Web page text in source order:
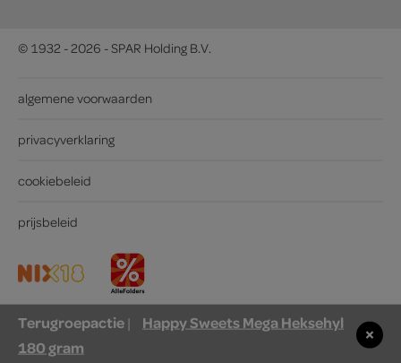
© 1932 - 2026 - SPAR Holding B.V.
algemene voorwaarden
privacyverklaring
cookiebeleid
prijsbeleid
Terugroepactie|
Happy Sweets Mega Heksehyl
180 gram